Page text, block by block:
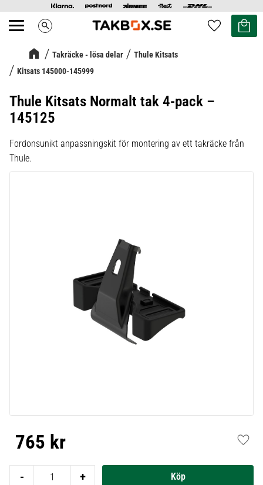
Meny search Favoriter
Kundvagn
Takräcke - lösa delar
Thule Kitsats
Kitsats 145000-145999
Thule Kitsats Normalt tak 4-pack –
145125
Fordonsunikt anpassningskit för montering av ett takräcke från
Thule.
765 kr
+
-